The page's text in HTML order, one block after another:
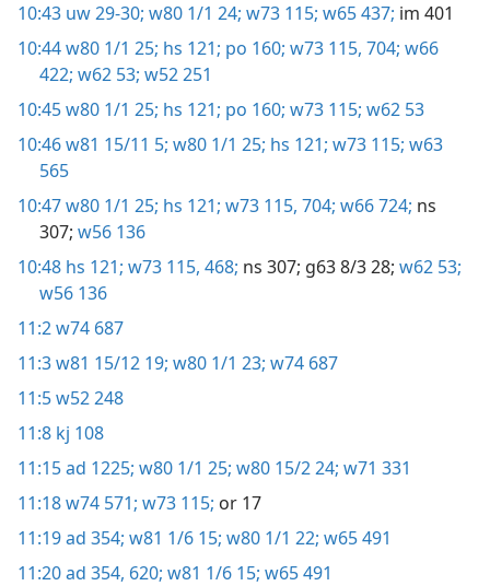
10:43 uw 29-30; w80 1/1 24; w73 115; w65 437; im 401
10:44w80 1/1 25; hs 121; po 160; w73 115, 704; w66
422; w62 53; w52 251
10:45w80 1/1 25; hs 121; po 160; w73 115; w62 53
10:46w81 15/11 5; w80 1/1 25; hs 121; w73 115; w63
565
10:47w80 1/1 25; hs 121; w73 115, 704; w66 724; ns
307; w56 136
10:48 hs 121; w73 115, 468; ns 307; g63 8/3 28; w62 53;
w56 136
11:2w74 687
11:3w81 15/12 19; w80 1/1 23; w74 687
11:5w52 248
11:8 kj 108
11:15ad 1225; w80 1/1 25; w80 15/2 24; w71 331
11:18w74 571; w73 115; or 17
11:19ad 354; w81 1/6 15; w80 1/1 22; w65 491
11:20ad 354, 620; w81 1/6 15; w65 491